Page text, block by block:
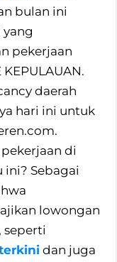
bulan ini
yang
pekerjaan
daerah
hari ini untuk
di
ini? Sebagai
lowongan
seperti
dan juga